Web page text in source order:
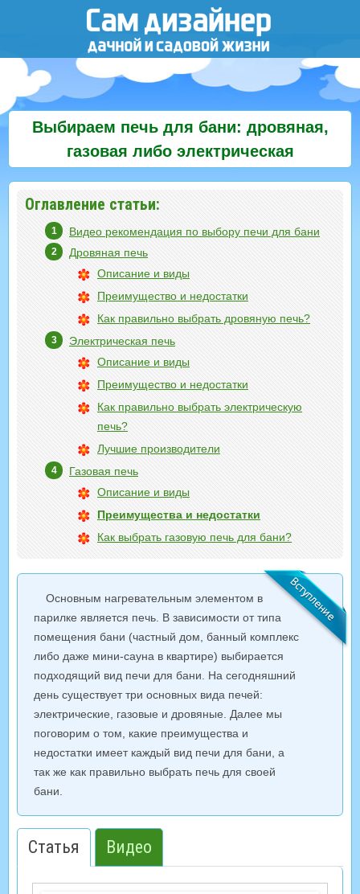
Выбираем печь для бани: дровяная,
газовая либо электрическая
Оглавление статьи:
Видео рекомендация по выбору печи для бани
Дровяная печь
Описание и виды
Преимущество и недостатки
Как правильно выбрать дровяную печь?
Электрическая печь
Описание и виды
Преимущество и недостатки
Как правильно выбрать электрическую
печь?
Лучшие производители
Газовая печь
Описание и виды
Преимущества и недостатки
Как выбрать газовую печь для бани?
Основным нагревательным элементом в
парилке является печь. В зависимости от типа
помещения бани (частный дом, банный комплекс
либо даже мини-сауна в квартире) выбирается
подходящий вид печи для бани. На сегодняшний
день существует три основных вида печей:
электрические, газовые и дровяные. Далее мы
поговорим о том, какие преимущества и
недостатки имеет каждый вид печи для бани, а
так же как правильно выбрать печь для своей
бани.
Статья Видео